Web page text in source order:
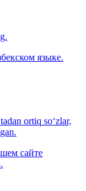
языке.
ortiq so‘zlar,
сайте